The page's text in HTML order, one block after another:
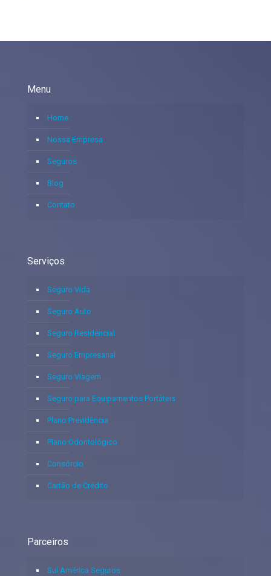
Menu
Home
Nossa Empresa
Seguros
Blog
Contato
Serviços
Seguro Vida
Seguro Auto
Seguro Residencial
Seguro Empresarial
Seguro Viagem
Seguro para Equipamentos Portáteis
Plano Previdência
Plano Odontológico
Consórcio
Cartão de Crédito
Parceiros
Sul América Seguros